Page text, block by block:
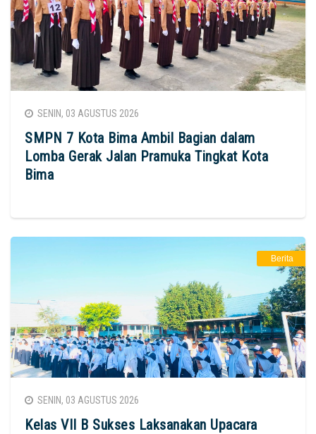
SENIN, 03 AGUSTUS 2026
SMPN 7 Kota Bima Ambil Bagian dalam
Lomba Gerak Jalan Pramuka Tingkat Kota
Bima
Berita
SENIN, 03 AGUSTUS 2026
Kelas VII B Sukses Laksanakan Upacara